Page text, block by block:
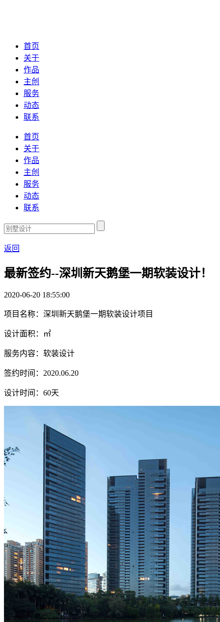
首页
关于
作品
主创
服务
动态
联系
首页
关于
作品
主创
服务
动态
联系
返回
最新签约--深圳新天鹅堡一期软装设计！
2020-06-20 18:55:00
项目名称：深圳新天鹅堡一期软装设计项目
设计面积：㎡
服务内容：软装设计
签约时间：2020.06.20
设计时间：60天